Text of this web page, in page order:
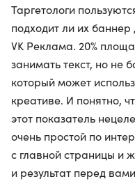
Таргетологи
подходит ли их
VK Реклама. 20%
занимать текст, но не
который может
креативе. И понятно,
этот показатель
очень простой по
с главной страницы и
и результат перед